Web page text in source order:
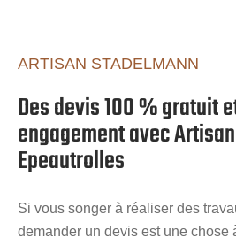
ARTISAN STADELMANN
Des devis 100 % gratuit
engagement avec
Epeautrolles
Si vous songer à réaliser des
demander un devis est une chose